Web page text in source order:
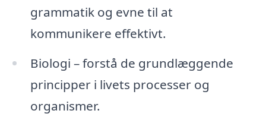
grammatik og evne til at
kommunikere effektivt.
Biologi – forstå de grundlæggende
principper i livets processer og
organismer.